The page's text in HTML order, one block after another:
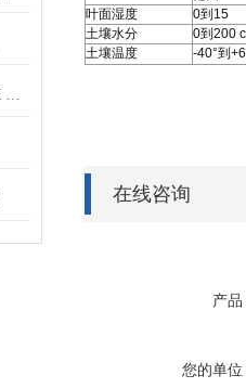
叶面湿度
0到 15
土壤水分
0到 200
土壤温度
-40°到
在线咨询
产品
您的单位